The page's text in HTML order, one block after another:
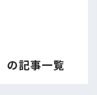
の記事一覧